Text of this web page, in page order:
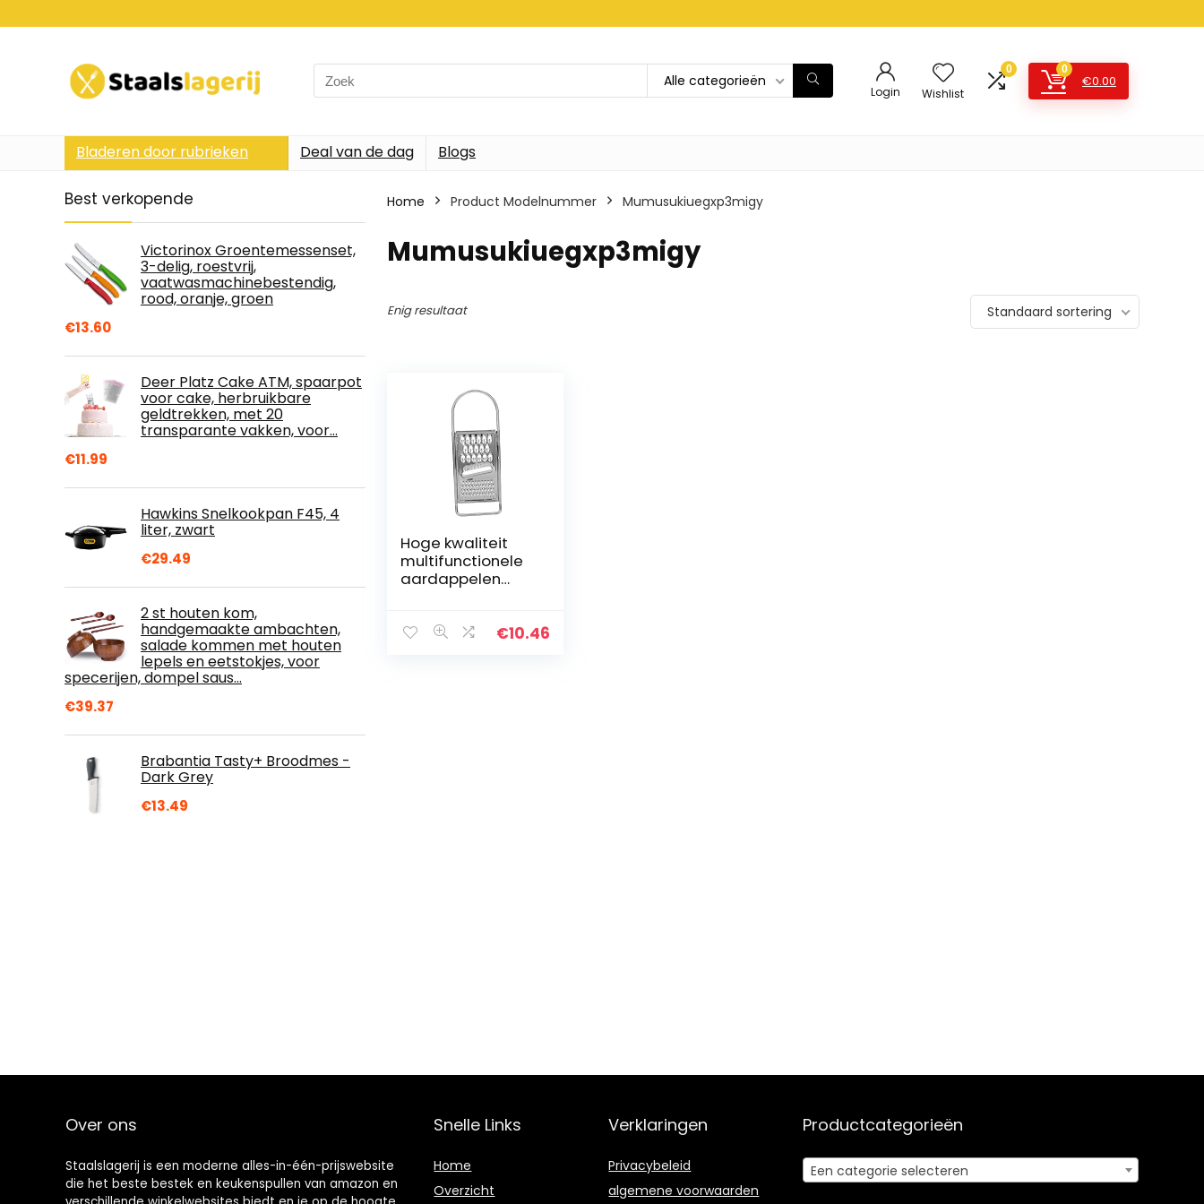
Search
for:
Alle categorieën
Login Wishlist
0 0
€0.00
Bladeren door rubrieken Deal van de dag Blogs
Best verkopende
Victorinox Groentemessenset,
3-delig, roestvrij,
vaatwasmachinebestendig,
rood, oranje, groen
€13.60
Deer Platz Cake ATM, spaarpot
voor cake, herbruikbare
geldtrekken, met 20
transparante vakken, voor…
€11.99
Hawkins Snelkookpan F45, 4
liter, zwart
€29.49
2 st houten kom,
handgemaakte ambachten,
salade kommen met houten
lepels en eetstokjes, voor
specerijen, dompel saus…
€39.37
Brabantia Tasty+ Broodmes -
Dark Grey
€13.49
Home Product Modelnummer Mumusukiuegxp3migy
Mumusukiuegxp3migy
Enig resultaat Standaard sortering
Hoge kwaliteit
multifunctionele
aardappelen
snijgereedschap
€10.46
Over ons
Staalslagerij is een moderne alles-in-één-prijswebsite
die het beste bestek en keukenspullen van amazon en
Snelle Links
Home
Overzicht
Verklaringen
Privacybeleid
algemene voorwaarden
Productcategorieën
Een categorie selecteren